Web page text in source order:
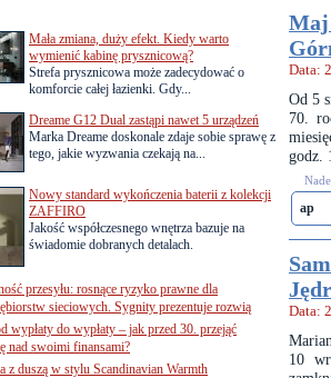
Maj
Data:
Od 5
70.
godz.
ap
Data:
10
Mała zmiana, duży efekt. Kiedy warto
wymienić kabinę prysznicową?
Strefa prysznicowa może zadecydować o
komforcie całej łazienki. Gdy...
Dreame G12 Dual zastąpi nawet 5 urządzeń
Marka Dreame doskonale zdaje sobie sprawę z
tego, jakie wyzwania czekają na...
Nowy standard wykończenia baterii z kolekcji
ZAFFIRO
Jakość współczesnego wnętrza bazuje na
świadomie dobranych detalach.
przesyłu: rosnące ryzyko prawne dla
sieciowych. Sygnity prezentuje rozwią
wypłaty do wypłaty – jak przed 30. przejąć
nad swoimi finansami?
z duszą w stylu Scandinavian Warmth